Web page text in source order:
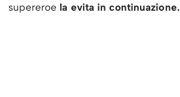
supereroe la evita in continuazione.